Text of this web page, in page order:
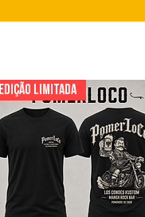
EDIÇÃO LIMITADA